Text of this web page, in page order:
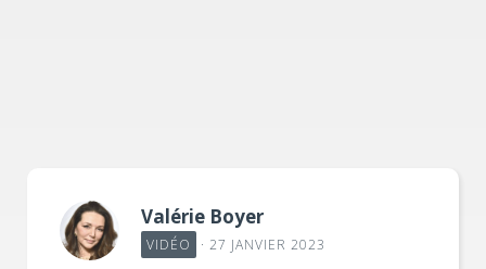
Catégories
Valérie Boyer
VIDÉO · 27 JANVIER 2023